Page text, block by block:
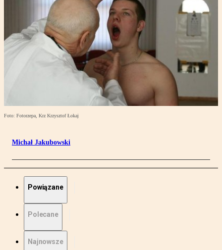
Foto: Fotorzepa, Krz Krzysztof Łokaj
Michał Jakubowski
Powiązane
Polecane
Najnowsze